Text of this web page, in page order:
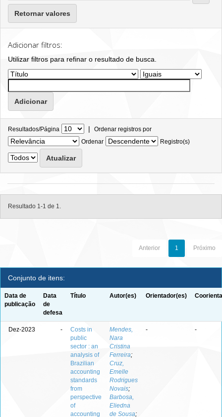
Retornar valores
Adicionar filtros:
Utilizar filtros para refinar o resultado de busca.
Resultados/Página | Ordenar registros por
Ordenar
Registro(s)
Resultado 1-1 de 1.
Anterior 1 Próximo
Conjunto de itens:
Data de
publicação
Data
de
defesa
Título Autor(es) Orientador(es)
Dez-2023 -
Costs in
public
sector : an
analysis of
Brazilian
accounting
standards
from
perspective
of
accounting
Mendes,
Nara
Cristina
Ferreira;
Cruz,
Emelle
Rodrigues
Novais;
Barbosa,
Eliedna
de Sousa;
- -